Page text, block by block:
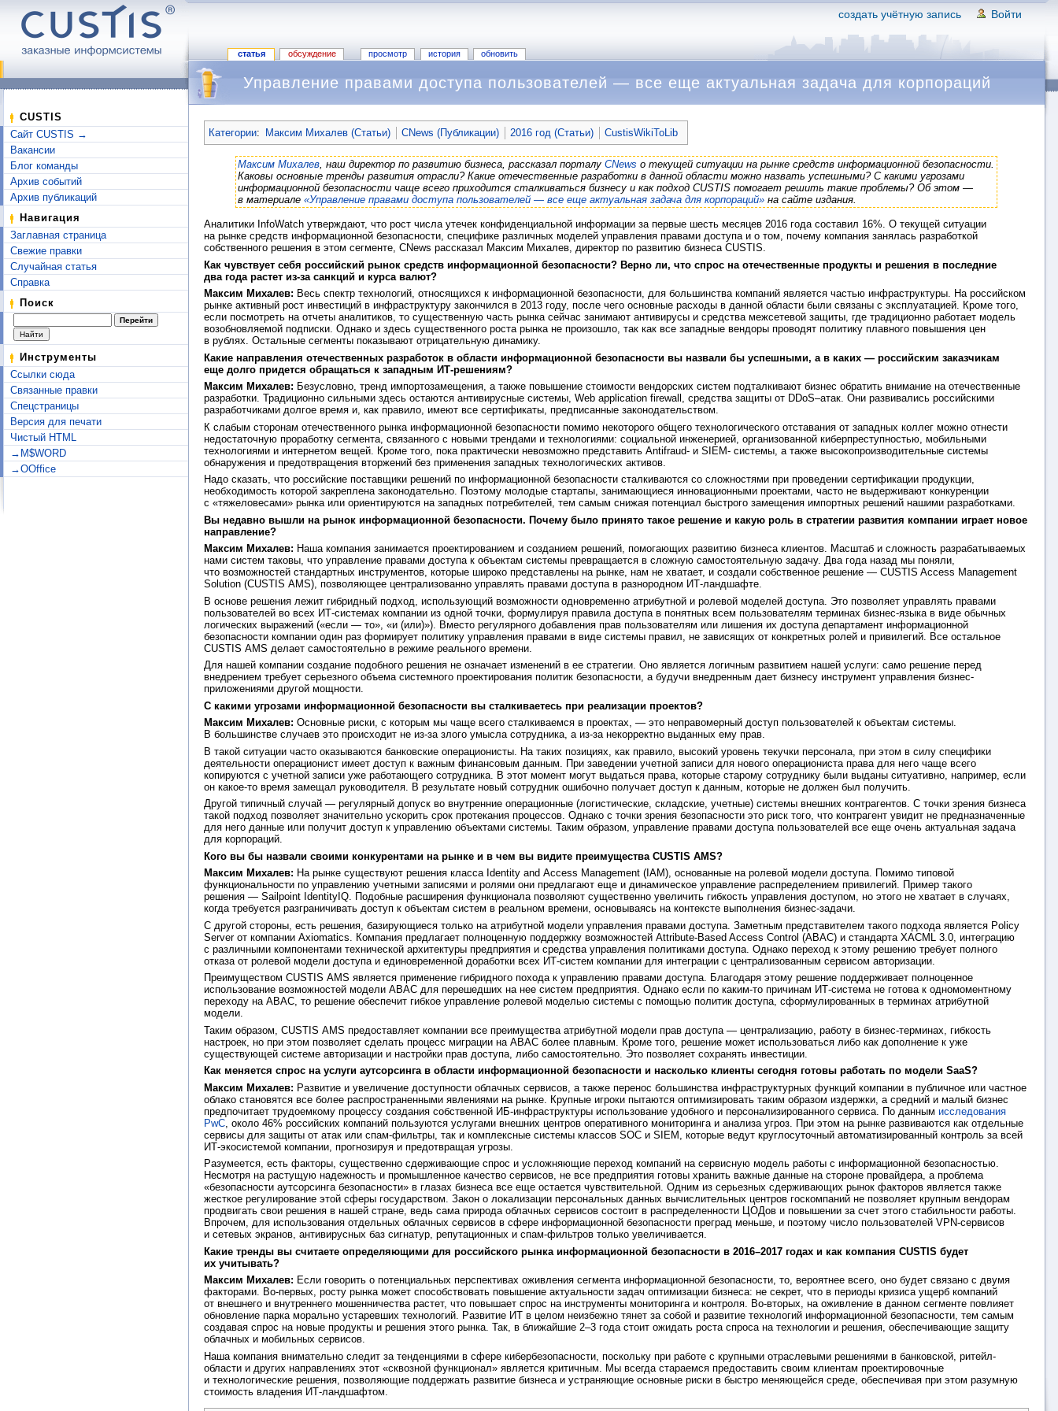
создать учётную запись Войти
статья обсуждение просмотр история обновить
CUSTIS
Сайт CUSTIS →
Вакансии
Блог команды
Архив событий
Архив публикаций
Навигация
Заглавная страница
Свежие правки
Случайная статья
Справка
Поиск
Инструменты
Ссылки сюда
Связанные правки
Спецстраницы
Версия для печати
Чистый HTML
→M$WORD
→OOffice
Управление правами доступа пользователей — все еще актуальная задача для корпораций
Категории: Максим Михалев (Статьи) CNews (Публикации) 2016 год (Статьи) CustisWikiToLib
Максим Михалев, наш директор по развитию бизнеса, рассказал порталу CNews о текущей ситуации на рынке средств информационной безопасности.
Каковы основные тренды развития отрасли? Какие отечественные разработки в данной области можно назвать успешными? С какими угрозами
информационной безопасности чаще всего приходится сталкиваться бизнесу и как подход CUSTIS помогает решить такие проблемы? Об этом —
в материале «Управление правами доступа пользователей — все еще актуальная задача для корпораций» на сайте издания.
Аналитики InfoWatch утверждают, что рост числа утечек конфиденциальной информации за первые шесть месяцев 2016 года составил 16%. О текущей ситуации
на рынке средств информационной безопасности, специфике различных моделей управления правами доступа и о том, почему компания занялась разработкой
собственного решения в этом сегменте, CNews рассказал Максим Михалев, директор по развитию бизнеса CUSTIS.
Как чувствует себя российский рынок средств информационной безопасности? Верно ли, что спрос на отечественные продукты и решения в последние
два года растет из-за санкций и курса валют?
Максим Михалев: Весь спектр технологий, относящихся к информационной безопасности, для большинства компаний является частью инфраструктуры. На российском
рынке активный рост инвестиций в инфраструктуру закончился в 2013 году, после чего основные расходы в данной области были связаны с эксплуатацией. Кроме того,
если посмотреть на отчеты аналитиков, то существенную часть рынка сейчас занимают антивирусы и средства межсетевой защиты, где традиционно работает модель
возобновляемой подписки. Однако и здесь существенного роста рынка не произошло, так как все западные вендоры проводят политику плавного повышения цен
в рублях. Остальные сегменты показывают отрицательную динамику.
Какие направления отечественных разработок в области информационной безопасности вы назвали бы успешными, а в каких — российским заказчикам
еще долго придется обращаться к западным ИТ-решениям?
Максим Михалев: Безусловно, тренд импортозамещения, а также повышение стоимости вендорских систем подталкивают бизнес обратить внимание на отечественные
разработки. Традиционно сильными здесь остаются антивирусные системы, Web application firewall, средства защиты от DDoS–атак. Они развивались российскими
разработчиками долгое время и, как правило, имеют все сертификаты, предписанные законодательством.
К слабым сторонам отечественного рынка информационной безопасности помимо некоторого общего технологического отставания от западных коллег можно отнести
недостаточную проработку сегмента, связанного с новыми трендами и технологиями: социальной инженерией, организованной киберпреступностью, мобильными
технологиями и интернетом вещей. Кроме того, пока практически невозможно представить Antifraud- и SIEM- системы, а также высокопроизводительные системы
обнаружения и предотвращения вторжений без применения западных технологических активов.
Надо сказать, что российские поставщики решений по информационной безопасности сталкиваются со сложностями при проведении сертификации продукции,
необходимость которой закреплена законодательно. Поэтому молодые стартапы, занимающиеся инновационными проектами, часто не выдерживают конкуренции
с «тяжеловесами» рынка или ориентируются на западных потребителей, тем самым снижая потенциал быстрого замещения импортных решений нашими разработками.
Вы недавно вышли на рынок информационной безопасности. Почему было принято такое решение и какую роль в стратегии развития компании играет новое
направление?
Максим Михалев: Наша компания занимается проектированием и созданием решений, помогающих развитию бизнеса клиентов. Масштаб и сложность разрабатываемых
нами систем таковы, что управление правами доступа к объектам системы превращается в сложную самостоятельную задачу. Два года назад мы поняли,
что возможностей стандартных инструментов, которые широко представлены на рынке, нам не хватает, и создали собственное решение — CUSTIS Access Management
Solution (CUSTIS AMS), позволяющее централизованно управлять правами доступа в разнородном ИТ-ландшафте.
В основе решения лежит гибридный подход, использующий возможности одновременно атрибутной и ролевой моделей доступа. Это позволяет управлять правами
пользователей во всех ИТ-системах компании из одной точки, формулируя правила доступа в понятных всем пользователям терминах бизнес-языка в виде обычных
логических выражений («если — то», «и (или)»). Вместо регулярного добавления прав пользователям или лишения их доступа департамент информационной
безопасности компании один раз формирует политику управления правами в виде системы правил, не зависящих от конкретных ролей и привилегий. Все остальное
CUSTIS AМS делает самостоятельно в режиме реального времени.
Для нашей компании создание подобного решения не означает изменений в ее стратегии. Оно является логичным развитием нашей услуги: само решение перед
внедрением требует серьезного объема системного проектирования политик безопасности, а будучи внедренным дает бизнесу инструмент управления бизнес-
приложениями другой мощности.
С какими угрозами информационной безопасности вы сталкиваетесь при реализации проектов?
Максим Михалев: Основные риски, с которым мы чаще всего сталкиваемся в проектах, — это неправомерный доступ пользователей к объектам системы.
В большинстве случаев это происходит не из-за злого умысла сотрудника, а из-за некорректно выданных ему прав.
В такой ситуации часто оказываются банковские операционисты. На таких позициях, как правило, высокий уровень текучки персонала, при этом в силу специфики
деятельности операционист имеет доступ к важным финансовым данным. При заведении учетной записи для нового операциониста права для него чаще всего
копируются с учетной записи уже работающего сотрудника. В этот момент могут выдаться права, которые старому сотруднику были выданы ситуативно, например, если
он какое-то время замещал руководителя. В результате новый сотрудник ошибочно получает доступ к данным, которые не должен был получить.
Другой типичный случай — регулярный допуск во внутренние операционные (логистические, складские, учетные) системы внешних контрагентов. С точки зрения бизнеса
такой подход позволяет значительно ускорить срок протекания процессов. Однако с точки зрения безопасности это риск того, что контрагент увидит не предназначенные
для него данные или получит доступ к управлению объектами системы. Таким образом, управление правами доступа пользователей все еще очень актуальная задача
для корпораций.
Кого вы бы назвали своими конкурентами на рынке и в чем вы видите преимущества CUSTIS AMS?
Максим Михалев: На рынке существуют решения класса Identity and Access Management (IAM), основанные на ролевой модели доступа. Помимо типовой
функциональности по управлению учетными записями и ролями они предлагают еще и динамическое управление распределением привилегий. Пример такого
решения — Sailpoint IdentityIQ. Подобные расширения функционала позволяют существенно увеличить гибкость управления доступом, но этого не хватает в случаях,
когда требуется разграничивать доступ к объектам систем в реальном времени, основываясь на контексте выполнения бизнес-задачи.
С другой стороны, есть решения, базирующиеся только на атрибутной модели управления правами доступа. Заметным представителем такого подхода является Policy
Server от компании Axiomatics. Компания предлагает полноценную поддержку возможностей Attribute-Based Access Control (ABAC) и стандарта XACML 3.0, интеграцию
с различными компонентами технической архитектуры предприятия и средства управления политиками доступа. Однако переход к этому решению требует полного
отказа от ролевой модели доступа и единовременной доработки всех ИТ-систем компании для интеграции с централизованным сервисом авторизации.
Преимуществом CUSTIS AMS является применение гибридного похода к управлению правами доступа. Благодаря этому решение поддерживает полноценное
использование возможностей модели ABAC для перешедших на нее систем предприятия. Однако если по каким-то причинам ИТ-система не готова к одномоментному
переходу на ABAC, то решение обеспечит гибкое управление ролевой моделью системы с помощью политик доступа, сформулированных в терминах атрибутной
модели.
Таким образом, CUSTIS AMS предоставляет компании все преимущества атрибутной модели прав доступа — централизацию, работу в бизнес-терминах, гибкость
настроек, но при этом позволяет сделать процесс миграции на ABAC более плавным. Кроме того, решение может использоваться либо как дополнение к уже
существующей системе авторизации и настройки прав доступа, либо самостоятельно. Это позволяет сохранять инвестиции.
Как меняется спрос на услуги аутсорсинга в области информационной безопасности и насколько клиенты сегодня готовы работать по модели SaaS?
Максим Михалев: Развитие и увеличение доступности облачных сервисов, а также перенос большинства инфраструктурных функций компании в публичное или частное
облако становятся все более распространенными явлениями на рынке. Крупные игроки пытаются оптимизировать таким образом издержки, а средний и малый бизнес
предпочитает трудоемкому процессу создания собственной ИБ-инфраструктуры использование удобного и персонализированного сервиса. По данным исследования
PwC , около 46% российских компаний пользуются услугами внешних центров оперативного мониторинга и анализа угроз. При этом на рынке развиваются как отдельные
сервисы для защиты от атак или спам-фильтры, так и комплексные системы классов SOC и SIEM, которые ведут круглосуточный автоматизированный контроль за всей
ИТ-экосистемой компании, прогнозируя и предотвращая угрозы.
Разумеется, есть факторы, существенно сдерживающие спрос и усложняющие переход компаний на сервисную модель работы с информационной безопасностью.
Несмотря на растущую надежность и промышленное качество сервисов, не все предприятия готовы хранить важные данные на стороне провайдера, а проблема
«безопасности аутсорсинга безопасности» в глазах бизнеса все еще остается чувствительной. Одним из серьезных сдерживающих рынок факторов является также
жесткое регулирование этой сферы государством. Закон о локализации персональных данных вычислительных центров госкомпаний не позволяет крупным вендорам
продвигать свои решения в нашей стране, ведь сама природа облачных сервисов состоит в распределенности ЦОДов и повышении за счет этого стабильности работы.
Впрочем, для использования отдельных облачных сервисов в сфере информационной безопасности преград меньше, и поэтому число пользователей VPN-сервисов
и сетевых экранов, антивирусных баз сигнатур, репутационных и спам-фильтров только увеличивается.
Какие тренды вы считаете определяющими для российского рынка информационной безопасности в 2016–2017 годах и как компания CUSTIS будет
их учитывать?
Максим Михалев: Если говорить о потенциальных перспективах оживления сегмента информационной безопасности, то, вероятнее всего, оно будет связано с двумя
факторами. Во-первых, росту рынка может способствовать повышение актуальности задач оптимизации бизнеса: не секрет, что в периоды кризиса ущерб компаний
от внешнего и внутреннего мошенничества растет, что повышает спрос на инструменты мониторинга и контроля. Во-вторых, на оживление в данном сегменте повлияет
обновление парка морально устаревших технологий. Развитие ИТ в целом неизбежно тянет за собой и развитие технологий информационной безопасности, тем самым
создавая спрос на новые продукты и решения этого рынка. Так, в ближайшие 2–3 года стоит ожидать роста спроса на технологии и решения, обеспечивающие защиту
облачных и мобильных сервисов.
Наша компания внимательно следит за тенденциями в сфере кибербезопасности, поскольку при работе с крупными отраслевыми решениями в банковской, ритейл-
области и других направлениях этот «сквозной функционал» является критичным. Мы всегда стараемся предоставить своим клиентам проектировочные
и технологические решения, позволяющие поддержать развитие бизнеса и устраняющие основные риски в быстро меняющейся среде, обеспечивая при этом разумную
стоимость владения ИТ-ландшафтом.